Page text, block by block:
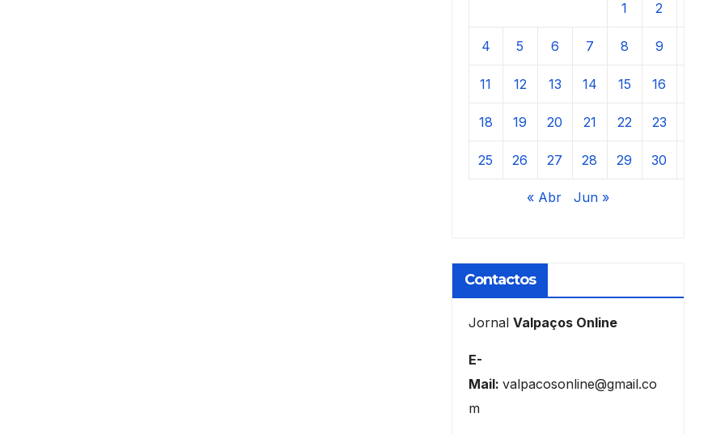
1 2
4 5 6 7 8 9
11 12 13 14 15 16
18 19 20 21 22 23
25 26 27 28 29 30
« Abr Jun »
Contactos
Jornal Valpaços Online
E-
Mail: valpacosonline@gmail.co
m